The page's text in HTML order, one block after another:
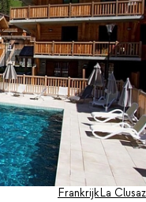
FrankrijkLa Clusaz